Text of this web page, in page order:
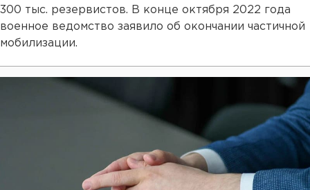
300 тыс. резервистов. В конце октября 2022 года
военное ведомство заявило об окончании частичной
мобилизации.